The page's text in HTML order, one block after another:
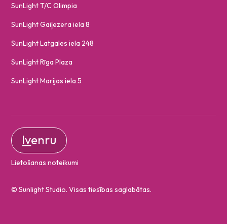
SunLight T/C Olimpia
SunLight Gaiļezera iela 8
SunLight Latgales iela 248
SunLight Rīga Plaza
SunLight Marijas iela 5
© Sunlight Studio. Visas tiesības saglabātas.
Lietošanas noteikumi
lvenru